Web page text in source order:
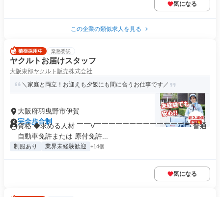
気になる
この企業の類似求人を見る
業務委託
ヤクルトお届けスタッフ
大阪東部ヤクルト販売株式会社
＼家庭と両立！お迎えも夕飯にも間に合うお仕事です／
大阪府羽曳野市伊賀
完全歩合制
資格 ◆求める人材 ￣￣V￣￣￣￣￣￣￣￣￣￣￣￣￣￣ 普通
自動車免許または 原付免許...
制服あり 業界未経験歓迎 +14個
気になる